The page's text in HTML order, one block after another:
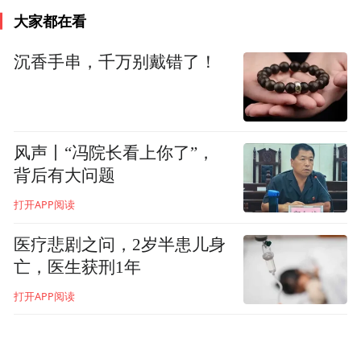
大家都在看
沉香手串，千万别戴错了！
风声丨“冯院长看上你了”，
背后有大问题
打开APP阅读
医疗悲剧之问，2岁半患儿身
亡，医生获刑1年
打开APP阅读